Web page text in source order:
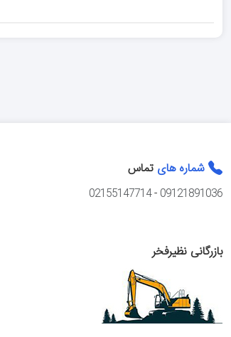
شماره های تماس
09121891036
-
02155147714
بازرگانی نظیرفخر